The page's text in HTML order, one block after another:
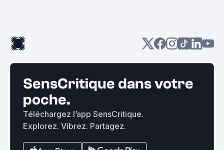
SensCritique dans votre
poche.
Téléchargez l’app SensCritique.
Explorez. Vibrez. Partagez.